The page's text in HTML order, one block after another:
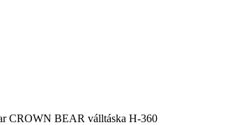
CROWN BEAR válltáska H-360